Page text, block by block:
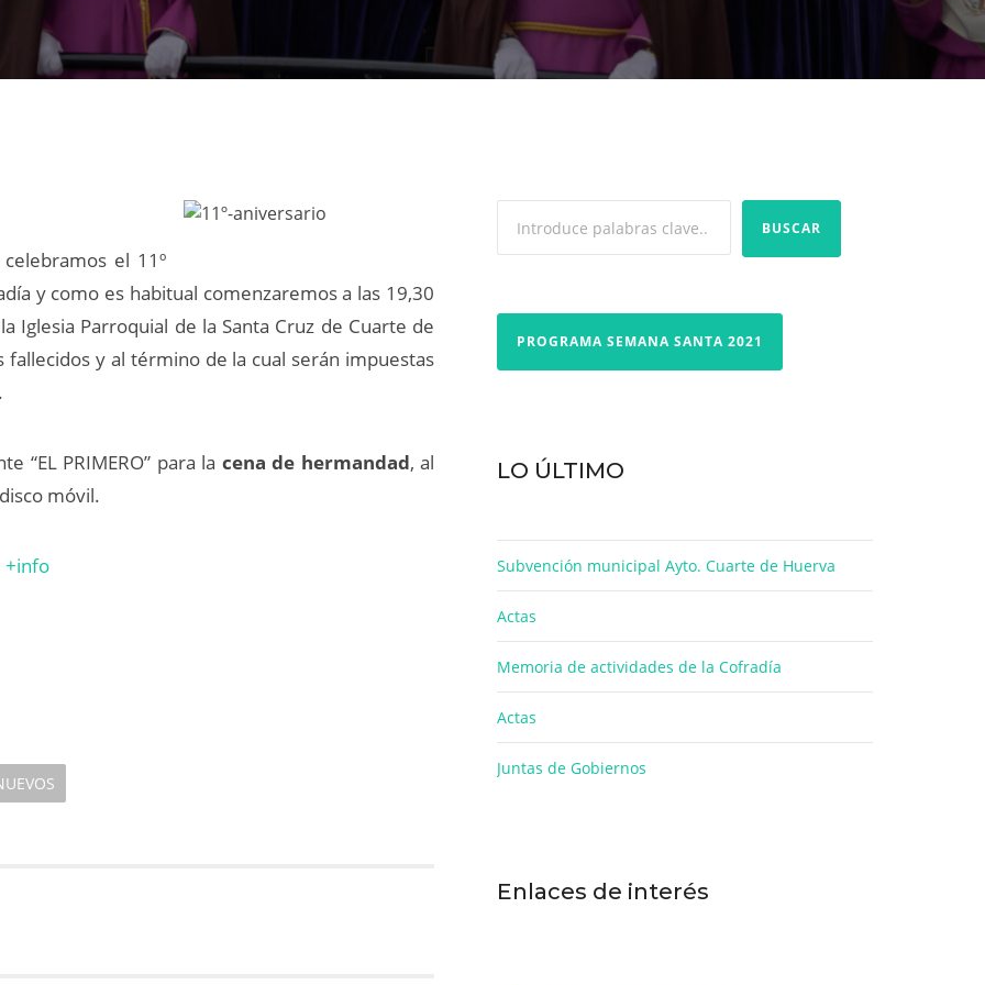
celebramos el 11º
y como es habitual comenzaremos a las 19,30
Iglesia Parroquial de la Santa Cruz de Cuarte de
y al término de la cual serán impuestas
“EL PRIMERO” para la cena de hermandad, al
móvil.
+info
BUSCAR
PROGRAMA SEMANA SANTA 2021
LO ÚLTIMO
Subvención municipal Ayto. Cuarte de Huerva
Actas
Memoria de actividades de la Cofradía
Actas
Juntas de Gobiernos
Enlaces de interés